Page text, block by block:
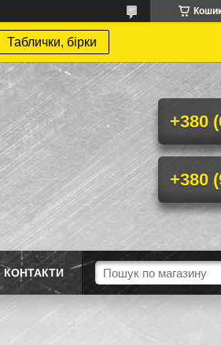
Таблички, бірки
+380
+380
КОНТАКТИ